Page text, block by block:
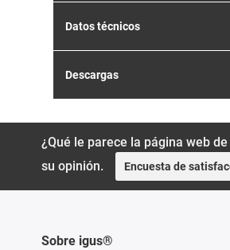
Datos técnicos
Descargas
¿Qué le parece la página web
su opinión.
Encuesta de
Sobre igus®